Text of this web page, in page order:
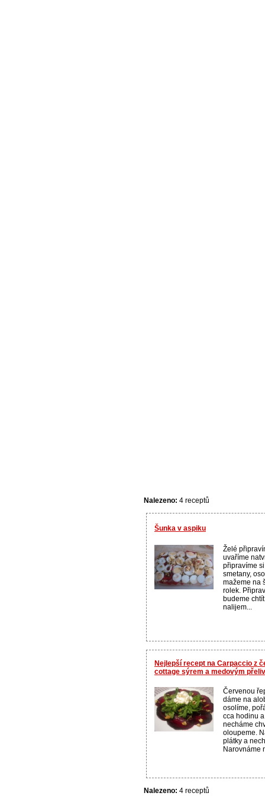
Nalezeno: 4 receptů
Šunka v aspiku
Želé
uvaříme
připravíme
smetany,
mažeme na
rolek.
budeme
nalijem...
Nejlepší recept na Carpaccio z
cottage sýrem a medovým
Červenou
dáme na
osolíme,
cca hodinu
necháme
oloupeme.
plátky a
Narovnáme
Nalezeno: 4 receptů